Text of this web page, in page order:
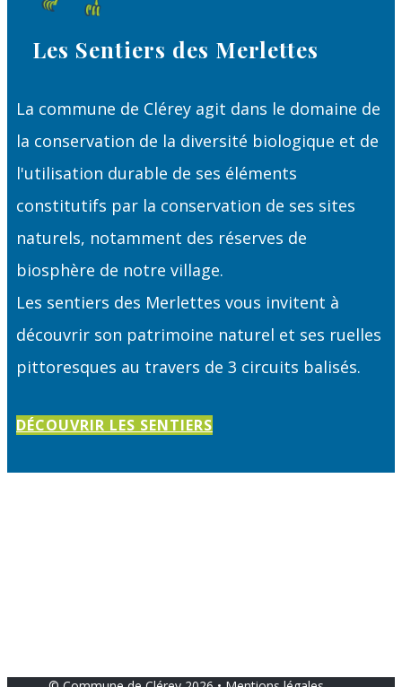
Les Sentiers des Merlettes
La commune de Clérey agit dans le domaine de
la conservation de la diversité biologique et de
l'utilisation durable de ses éléments
constitutifs par la conservation de ses sites
naturels, notamment des réserves de
biosphère de notre village.
Les sentiers des Merlettes vous invitent à
découvrir son patrimoine naturel et ses ruelles
pittoresques au travers de 3 circuits balisés.
DÉCOUVRIR LES SENTIERS